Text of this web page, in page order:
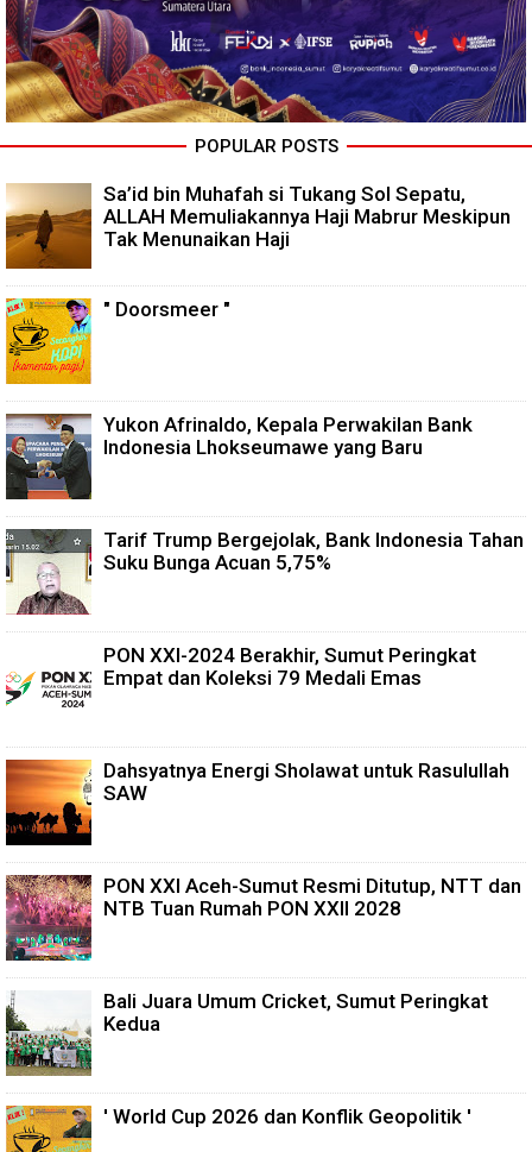
POPULAR POSTS
Sa’id bin Muhafah si Tukang Sol Sepatu,
ALLAH Memuliakannya Haji Mabrur Meskipun
Tak Menunaikan Haji
" Doorsmeer "
Yukon Afrinaldo, Kepala Perwakilan Bank
Indonesia Lhokseumawe yang Baru
Tarif Trump Bergejolak, Bank Indonesia Tahan
Suku Bunga Acuan 5,75%
PON XXI-2024 Berakhir, Sumut Peringkat
Empat dan Koleksi 79 Medali Emas
Dahsyatnya Energi Sholawat untuk Rasulullah
SAW
PON XXI Aceh-Sumut Resmi Ditutup, NTT dan
NTB Tuan Rumah PON XXII 2028
Bali Juara Umum Cricket, Sumut Peringkat
Kedua
' World Cup 2026 dan Konflik Geopolitik '